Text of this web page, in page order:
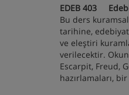
EDEB 403
Bu ders
tarihine,
ve eleştiri
verilecektir.
Escarpit, Freud,
hazırlamaları,